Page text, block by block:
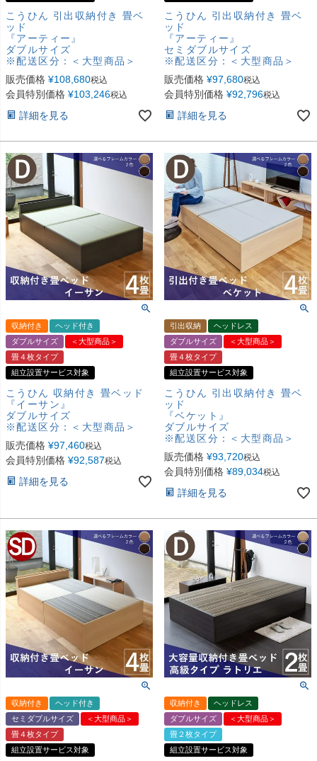
こうひん 引出収納付き 畳ベ
ッド
『アーティー』
ダブルサイズ
※配送区分：＜大型商品＞
販売価格 ¥108,680税込
会員特別価格 ¥103,246税込
詳細を見る
こうひん 引出収納付き 畳ベ
ッド
『アーティー』
セミダブルサイズ
※配送区分：＜大型商品＞
販売価格 ¥97,680税込
会員特別価格 ¥92,796税込
詳細を見る
収納付き
ヘッド付き
ダブルサイズ
＜大型商品＞
畳４枚タイプ
組立設置サービス対象
こうひん 収納付き 畳ベッド
『イーサン』
ダブルサイズ
※配送区分：＜大型商品＞
販売価格 ¥97,460税込
会員特別価格 ¥92,587税込
詳細を見る
引出収納
ヘッドレス
ダブルサイズ
＜大型商品＞
畳４枚タイプ
組立設置サービス対象
こうひん 引出収納付き 畳ベ
ッド
『ベケット』
ダブルサイズ
※配送区分：＜大型商品＞
販売価格 ¥93,720税込
会員特別価格 ¥89,034税込
詳細を見る
収納付き
ヘッド付き
セミダブルサイズ
＜大型商品＞
畳４枚タイプ
組立設置サービス対象
収納付き
ヘッドレス
ダブルサイズ
＜大型商品＞
畳２枚タイプ
組立設置サービス対象